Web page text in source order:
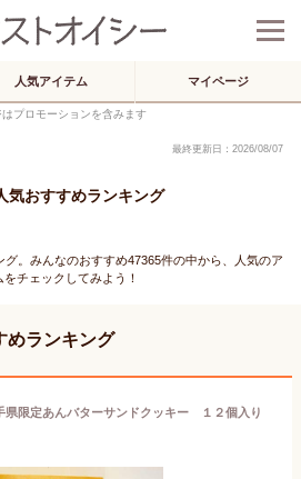
人気アイテム マイページ
プロモーションを含みます
最終更新日：2026/08/07
気おすすめランキング
。みんなのおすすめ47365件の中から、人気のア
チェックしてみよう！
めランキング
限定あんバターサンドクッキー １２個入り